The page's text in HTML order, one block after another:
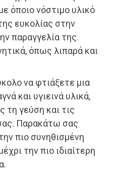
όποιο νόστιμο υλικό
ευκολίας στην
παραγγελία της.
όπως λιπαρά και
να φτιάξετε μια
και υγιεινά υλικά,
τη γεύση και τις
Παρακάτω σας
πιο συνηθισμένη
την πιο ιδιαίτερη